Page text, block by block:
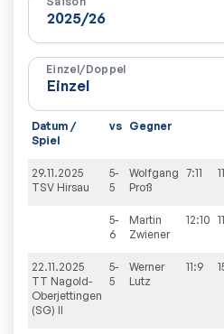
Einzel/Doppel
Datum /
Spiel
vs Gegner
29.11.2025
TSV Hirsau
5-
5
Wolfgang
Proß
7:11
5-
6
Martin
Zwiener
12:10
22.11.2025
TT Nagold-
Oberjettingen
(SG) II
5-
5
Werner
Lutz
11:9